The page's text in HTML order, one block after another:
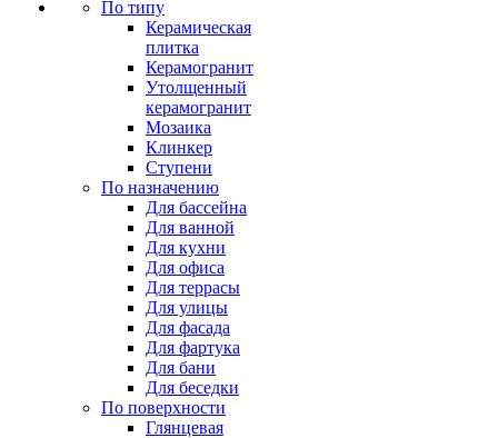
По типу
Керамическая
плитка
Керамогранит
Утолщенный
керамогранит
Мозаика
Клинкер
Ступени
По назначению
Для бассейна
Для ванной
Для кухни
Для офиса
Для террасы
Для улицы
Для фасада
Для фартука
Для бани
Для беседки
По поверхности
Глянцевая